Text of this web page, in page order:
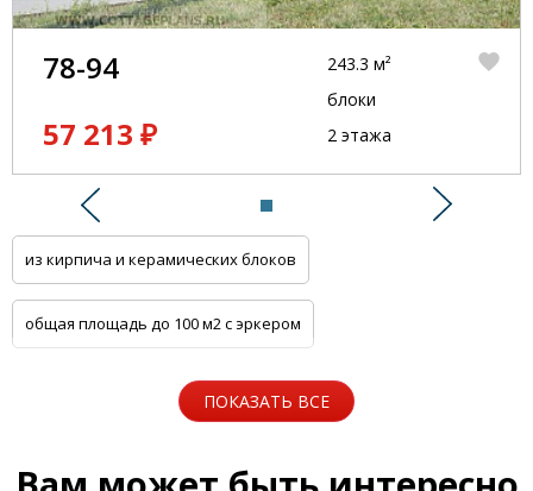
Предыдущий
78-94
57 213 ₽
243.3 м²
блоки
2 этажа
из кирпича и керамических блоков
общая площадь до 100 м2 с эркером
общая площадь до 100 м2 с цоколем
ПОКАЗАТЬ ВСЕ